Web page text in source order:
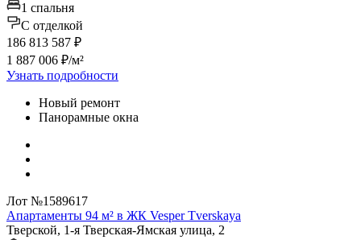
1 спальня
C отделкой
186 813 587 ₽
1 887 006 ₽/м²
Узнать подробности
Новый ремонт
Панорамные окна
Лот №1589617
Апартаменты 94 м² в ЖК Vesper Tverskaya
Тверской, 1-я Тверская-Ямская улица, 2